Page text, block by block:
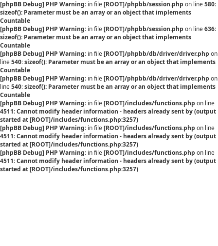
[phpBB Debug] PHP Warning: in file[ROOT]/phpbb/session.php on line580:
sizeof(): Parameter must be an array or an object that implements
Countable
[phpBB Debug] PHP Warning: in file[ROOT]/phpbb/session.php on line636:
sizeof(): Parameter must be an array or an object that implements
Countable
[phpBB Debug] PHP Warning: in file[ROOT]/phpbb/db/driver/driver.php on
line540:sizeof(): Parameter must be an array or an object that implements
Countable
[phpBB Debug] PHP Warning: in file[ROOT]/phpbb/db/driver/driver.php on
line540:sizeof(): Parameter must be an array or an object that implements
Countable
[phpBB Debug] PHP Warning: in file[ROOT]/includes/functions.php on line
4511:Cannot modify header information - headers already sent by (output
started at [ROOT]/includes/functions.php:3257)
[phpBB Debug] PHP Warning: in file[ROOT]/includes/functions.php on line
4511:Cannot modify header information - headers already sent by (output
started at [ROOT]/includes/functions.php:3257)
[phpBB Debug] PHP Warning: in file[ROOT]/includes/functions.php on line
4511:Cannot modify header information - headers already sent by (output
started at [ROOT]/includes/functions.php:3257)